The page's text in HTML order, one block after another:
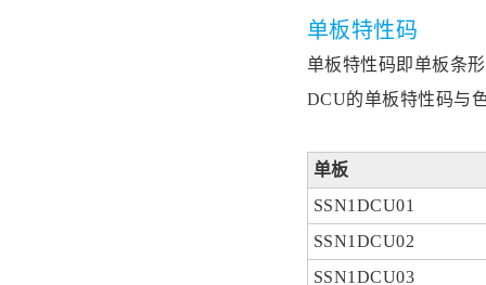
单板特性码
单板特性码即单板条
DCU的单板特性码与
单板
SSN1DCU01
SSN1DCU02
SSN1DCU03